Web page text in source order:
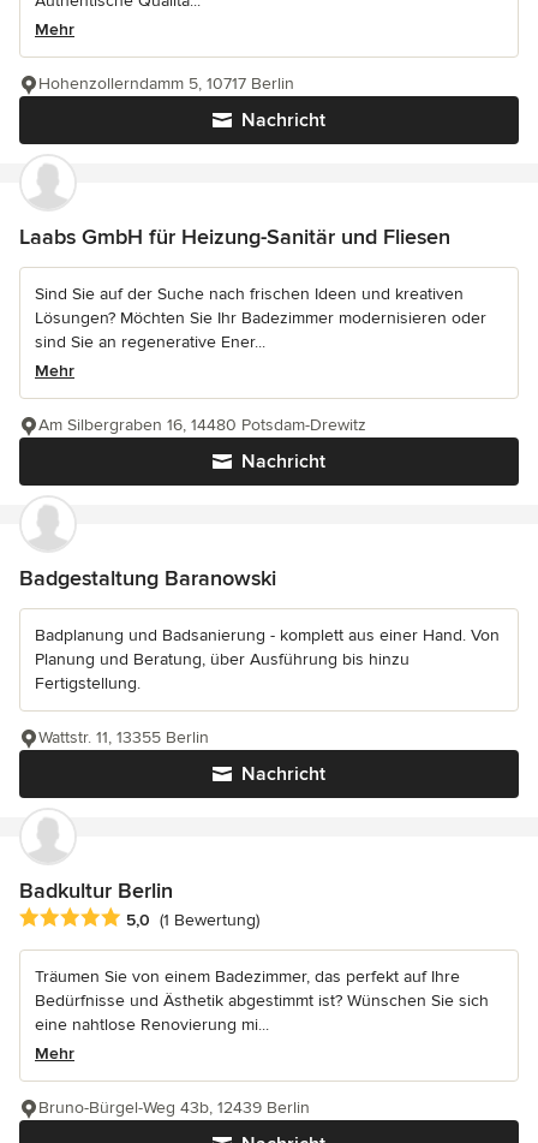
Mehr
Nachricht
Hohenzollerndamm 5, 10717 Berlin
Laabs GmbH für Heizung-Sanitär und Fliesen
Sind Sie auf der Suche nach frischen Ideen und kreativen
Lösungen? Möchten Sie Ihr Badezimmer modernisieren oder
sind Sie an regenerative Ener...
Mehr
Nachricht
Am Silbergraben 16, 14480 Potsdam-Drewitz
Badgestaltung Baranowski
Badplanung und Badsanierung - komplett aus einer Hand. Von
Planung und Beratung, über Ausführung bis hinzu
Fertigstellung.
Nachricht
Wattstr. 11, 13355 Berlin
Badkultur Berlin
Durchschnittliche Bewertung: 5 von 5 Sternen
5,0 (1 Bewertung)
Träumen Sie von einem Badezimmer, das perfekt auf Ihre
Bedürfnisse und Ästhetik abgestimmt ist? Wünschen Sie sich
eine nahtlose Renovierung mi...
Mehr
Bruno-Bürgel-Weg 43b, 12439 Berlin